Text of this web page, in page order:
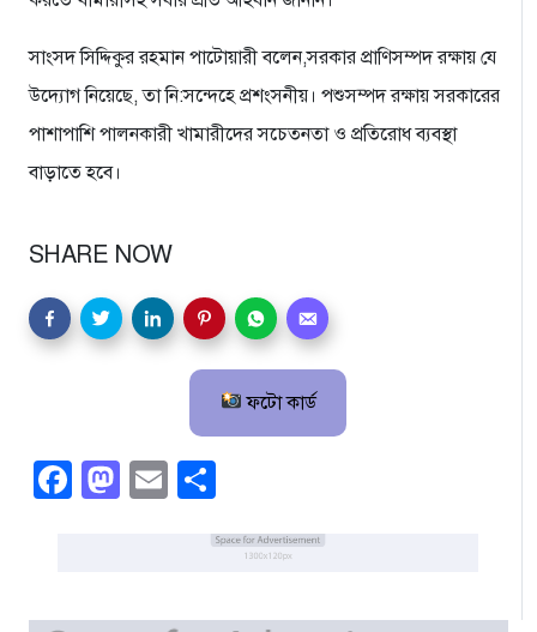
সাংসদ সিদ্দিকুর রহমান পাটোয়ারী বলেন,সরকার প্রাণিসম্পদ রক্ষায় যে
উদ্যোগ নিয়েছে, তা নি:সন্দেহে প্রশংসনীয়। পশুসম্পদ রক্ষায় সরকারের
পাশাপাশি পালনকারী খামারীদের সচেতনতা ও প্রতিরোধ ব্যবস্থা
বাড়াতে হবে।
SHARE NOW
ফটো কার্ড
Facebook
Mastodon
Email